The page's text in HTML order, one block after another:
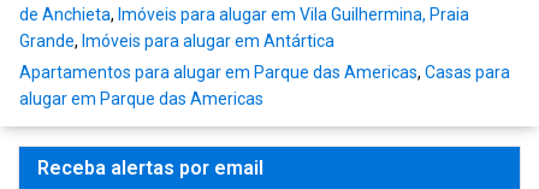
de Anchieta, Imóveis para alugar em Vila Guilhermina, Praia
Grande, Imóveis para alugar em Antártica
Apartamentos para alugar em Parque das Americas, Casas para
alugar em Parque das Americas
Receba alertas por email